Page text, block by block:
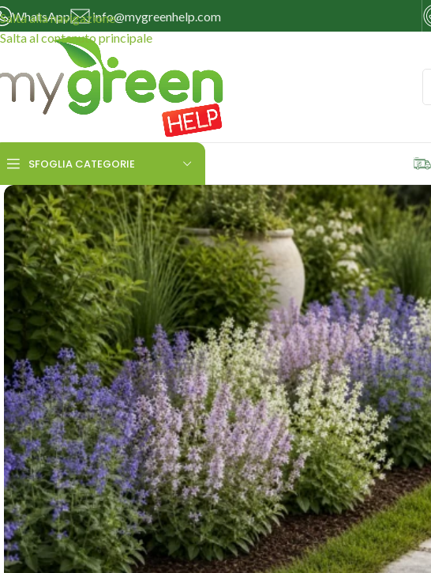
Salta alla navigazione
Salta al contenuto principale
WhatsApp info@mygreenhelp.com
SFOGLIA CATEGORIE